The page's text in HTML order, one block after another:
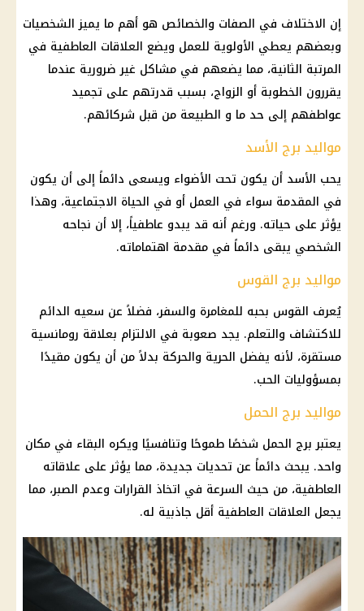
إن الاختلاف في الصفات والخصائص هو أهم ما يميز الشخصيات
وبعضهم يعطي الأولوية للعمل ويضع العلاقات العاطفية في
المرتبة الثانية، مما يضعهم في مشاكل غير ضرورية عندما
يقررون الخطوبة أو الزواج، بسبب قدرتهم على تجميد
عواطفهم إلى حد ما و الطبيعة من قبل شركائهم.
مواليد برج الأسد
يحب الأسد أن يكون تحت الأضواء ويسعى دائماً إلى أن يكون
في المقدمة سواء في العمل أو في الحياة الاجتماعية، وهذا
يؤثر على حياته. ورغم أنه قد يبدو عاطفياً، إلا أن نجاحه
الشخصي يبقى دائماً في مقدمة اهتماماته.
مواليد برج القوس
يُعرف القوس بحبه للمغامرة والسفر، فضلاً عن سعيه الدائم
للاكتشاف والتعلم. يجد صعوبة في الالتزام بعلاقة رومانسية
مستقرة، لأنه يفضل الحرية والحركة بدلاً من أن يكون مقيدًا
بمسؤوليات الحب.
مواليد برج الحمل
يعتبر برج الحمل شخصًا طموحًا وتنافسيًا ويكره البقاء في مكان
واحد. يبحث دائماً عن تحديات جديدة، مما يؤثر على علاقاته
العاطفية، من حيث السرعة في اتخاذ القرارات وعدم الصبر، مما
يجعل العلاقات العاطفية أقل جاذبية له.